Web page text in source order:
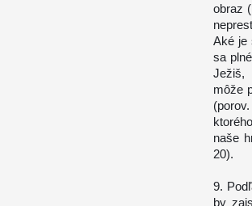
obraz
Aké je
sa
Ježiš,
môže
naše
20).
9.
by